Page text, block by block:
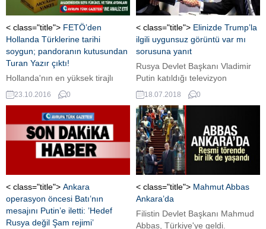
< class="title"> FETÖ’den
Hollanda Türklerine tarihi
soygun; pandoranın kutusundan
Turan Yazır çıktı!
Hollanda'nın en yüksek tirajlı
gazetesi De Volkskrant,
FETÖ'nün Hollanda Türklerinden
nasıl milyonlarca Euro para
soyup, mağdur ettiğini ön-
sayfadan gündeme 'Gülen'in
kıskacında' başlığıyla taşıdı.
Gündeme taşınan tarihi soygunu
gerçekleştiren kuruluşlardan
birisinin Rotterdam'da bulunan
Akyazılı Vakfı olduğu; vakfının
başkanının da, Rotterdam'ın
Hristiyan Birlik Parti'li (CDA)
23.10.2016 0
< class="title"> Elinizde Trump’la
ilgili uygunsuz görüntü var mı
sorusuna yanıt
Rusya Devlet Başkanı Vladimir
Putin katıldığı televizyon
programında yaptığı
açıklamada, ellerinde Trump ve
ailesiyle ilgili 'uygunsuz
görüntüler bulunmadığını' ve
'bazı insanların, ülkesinin ABD
Başkanlık seçimlerine müdahale
ettiğini düşünmelerinin son
derece saçma' olduğunu belirtti.
18.07.2018 0
< class="title"> Ankara
operasyon öncesi Batı’nın
mesajını Putin’e iletti: ’Hedef
Rusya değil Şam rejimi’
< class="title"> Mahmut Abbas
Ankara’da
Filistin Devlet Başkanı Mahmud
Abbas, Türkiye'ye geldi.